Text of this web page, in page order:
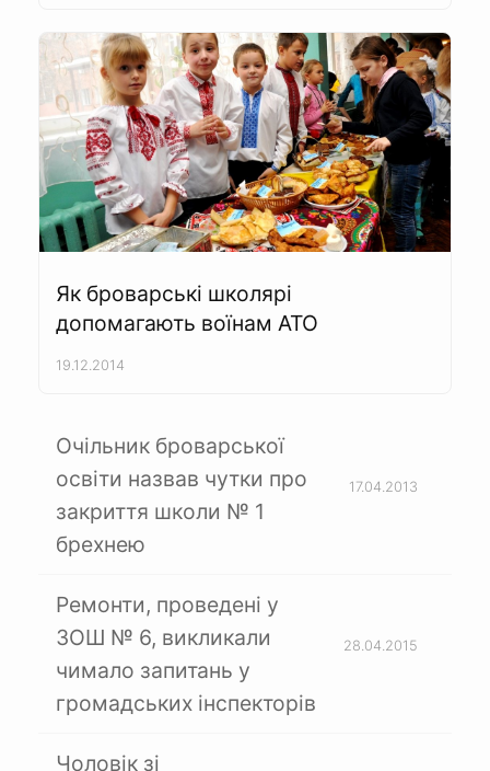
Як броварські школярі
допомагають воїнам АТО
19.12.2014
Очільник броварської
освіти назвав чутки про
закриття школи № 1
брехнею
17.04.2013
Ремонти, проведені у
ЗОШ № 6, викликали
чимало запитань у
громадських інспекторів
28.04.2015
Чоловік зі